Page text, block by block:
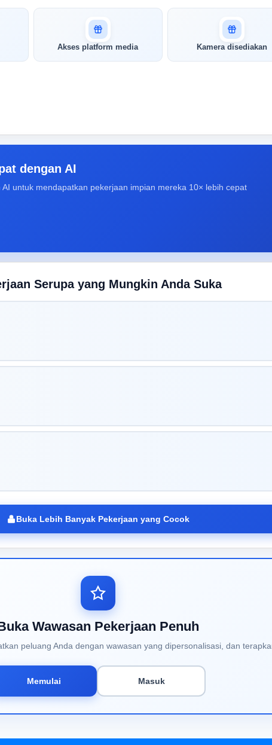
Akses platform media Kamera disediakan
dengan AI
untuk mendapatkan pekerjaan impian mereka 10× lebih cepat
Serupa yang Mungkin Anda Suka
Buka Lebih Banyak Pekerjaan yang Cocok
Wawasan Pekerjaan Penuh
peluang Anda dengan wawasan yang dipersonalisasi, dan
Memulai Masuk